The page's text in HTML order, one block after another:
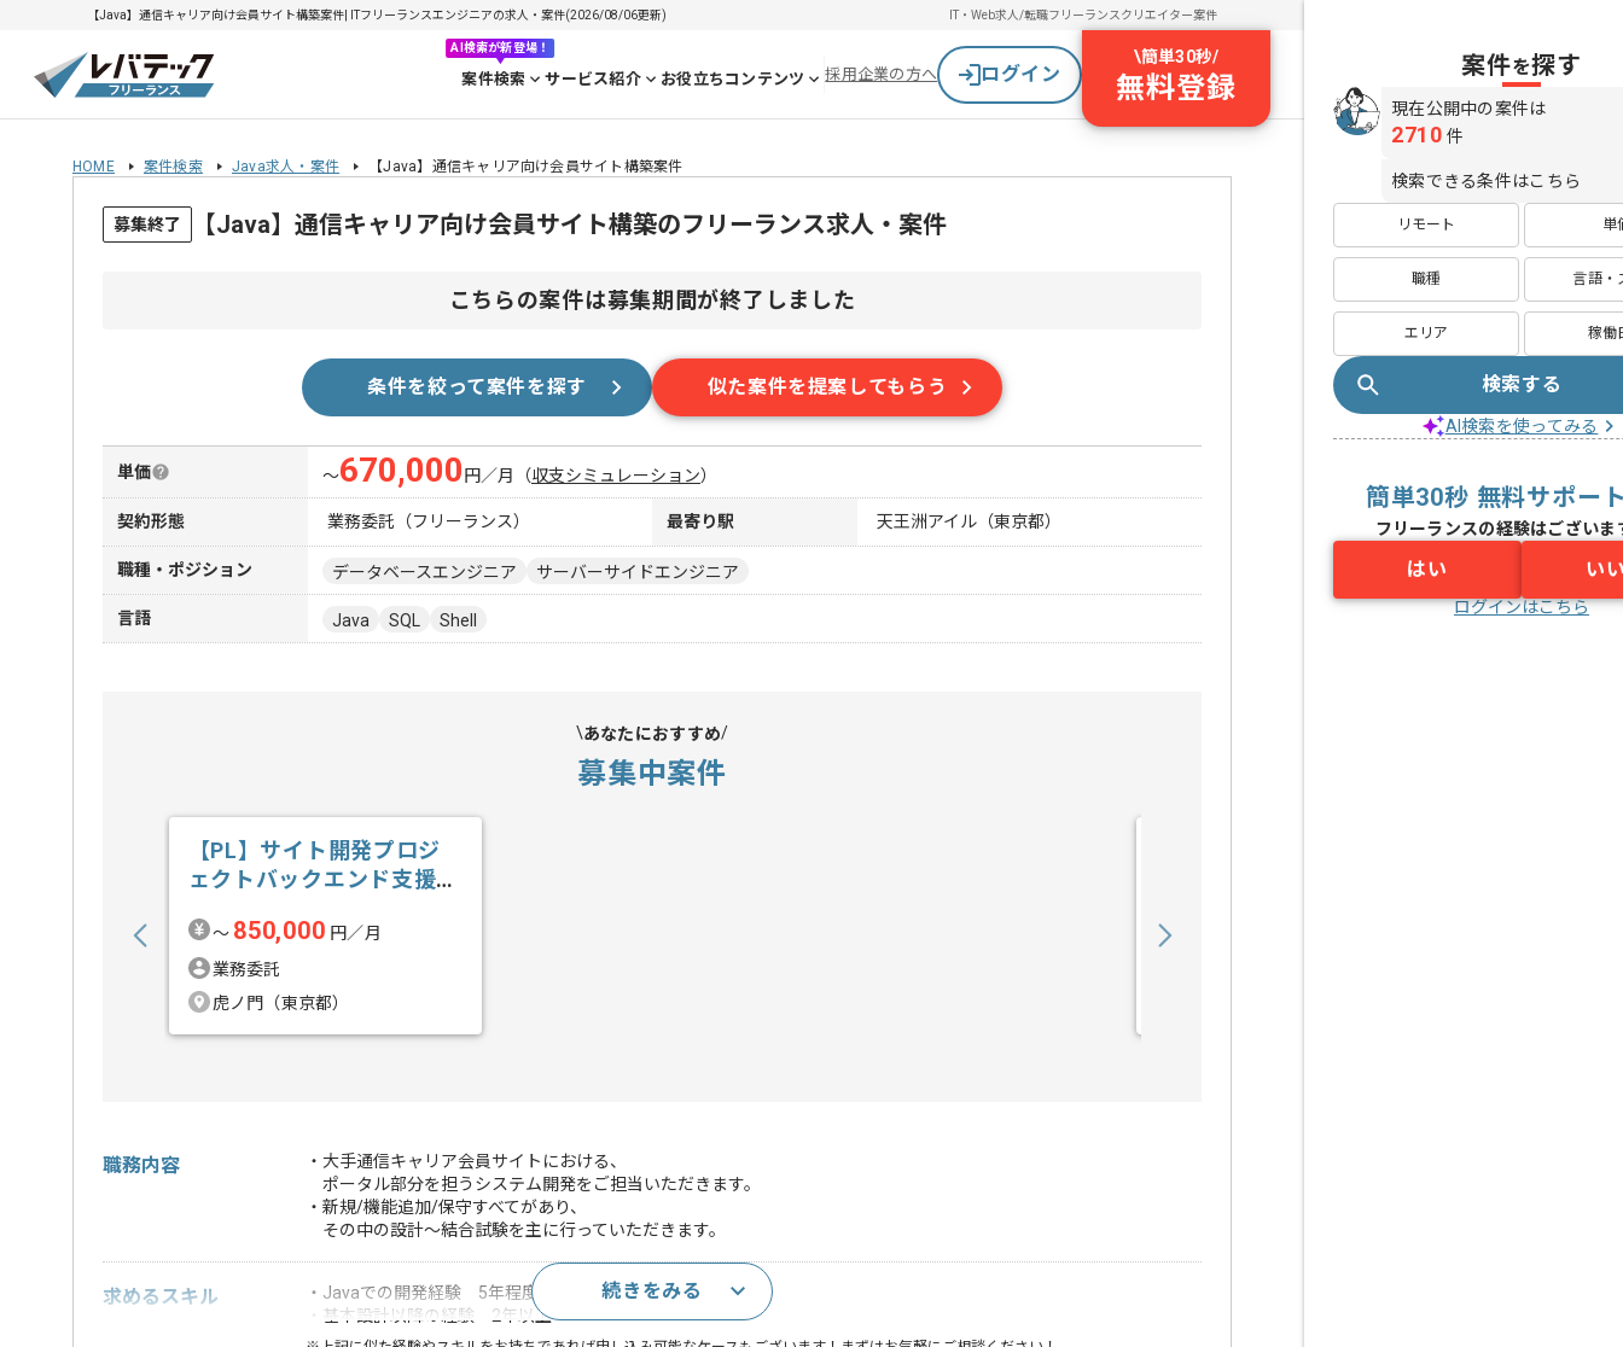
【Java】通信キャリア向け会員サイト構築案件| ITフリーランスエンジニアの求人・案件(2026/08/06更新) IT・Web求人/転職フリーランスクリエイター案件
AI検索が新登場！
案件検索 サービス紹介 お役立ちコンテンツ 採用企業の方へ ログイン
\簡単30秒/
無料登録
HOME 案件検索 Java求人・案件 【Java】通信キャリア向け会員サイト構築案件
募集終了 【Java】通信キャリア向け会員サイト構築のフリーランス求人・案件
こちらの案件は募集期間が終了しました
条件を絞って案件を探す 似た案件を提案してもらう
単価 〜670,000 円／月 （収支シミュレーション）
契約形態 業務委託（フリーランス） 最寄り駅 天王洲アイル（東京都）
職種・ポジション データベースエンジニア サーバーサイドエンジニア
言語 Java SQL Shell
あなたにおすすめ
募集中案件
【PL】サイト開発プロジ
ェクトバックエンド支援の
〜 850,000 円／月
業務委託
虎ノ門（東京都）
職務内容
・大手通信キャリア会員サイトにおける、
ポータル部分を担うシステム開発をご担当いただきます。
・新規/機能追加/保守すべてがあり、
その中の設計～結合試験を主に行っていただきます。
求めるスキル
・Javaでの開発経験 5年程度
・基本設計以降の経験 2年以上
続きをみる
案件を探す
現在公開中の案件は
2710 件
検索できる条件はこちら
リモート 単
職種 言語・
エリア 稼働
検索する
AI検索を使ってみる
簡単30秒 無料サポー
フリーランスの経験はございま
はい い
ログインはこちら